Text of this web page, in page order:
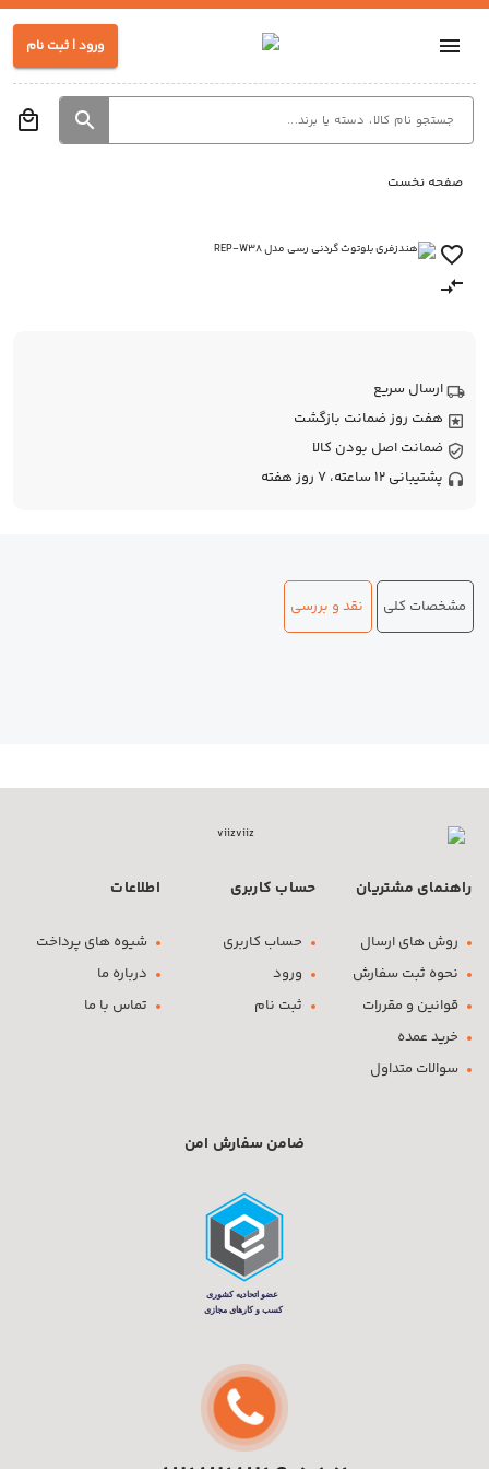
ورود | ثبت نام
صفحه نخست
ارسال سریع
هفت روز ضمانت بازگشت
ضمانت اصل بودن کالا
پشتیبانی 12 ساعته، 7 روز هفته
مشخصات کلی نقد و بررسی
راهنمای مشتریان
روش های ارسال
نحوه ثبت سفارش
قوانین و مقررات
خرید عمده
سوالات متداول
حساب کاربری
حساب کاربری
ورود
ثبت نام
اطلاعات
شیوه های پرداخت
درباره ما
تماس با ما
ضامن سفارش امن